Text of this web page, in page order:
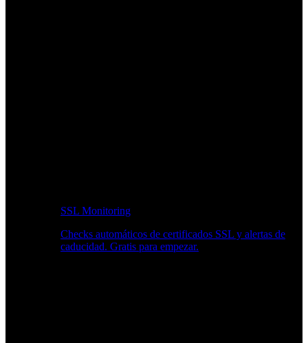
SSL Monitoring
Checks automáticos de certificados SSL y alertas de
caducidad. Gratis para empezar.